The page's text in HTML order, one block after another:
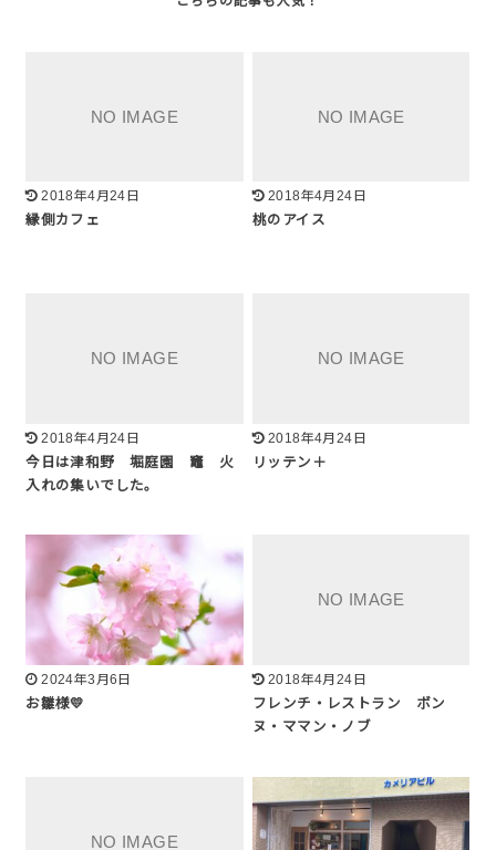
2018年4月24日
縁側カフェ
2018年4月24日
桃のアイス
2018年4月24日
今日は津和野 堀庭園 竈 火
入れの集いでした。
2018年4月24日
リッテン＋
2024年3月6日
お雛様💛
2018年4月24日
フレンチ・レストラン ボン
ヌ・ママン・ノブ